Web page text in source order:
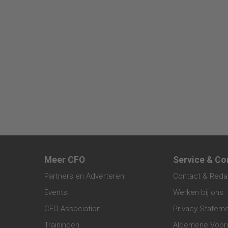
Meer CFO
Partners en Adverteren
Events
CFO Association
Trainingen
Service &
Contact &
Werken bij ons
Privacy
Algemene